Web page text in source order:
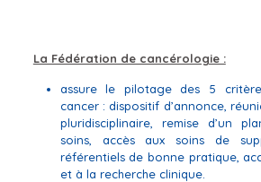
La Fédération de cancérologie :
assure le pilotage des 5
cancer : dispositif d’annonce,
pluridisciplinaire, remise d’un
soins, accès aux soins de
référentiels de bonne pratique,
et à la recherche clinique.